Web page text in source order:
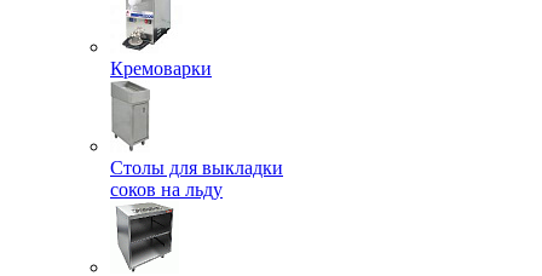
Кремоварки
Столы для выкладки
соков на льду